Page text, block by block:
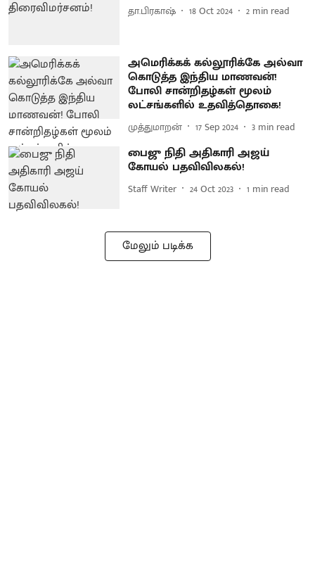
தா.பிரகாஷ் 18 Oct 2024 2 min read
அமெரிக்கக் கல்லூரிக்கே அல்வா
கொடுத்த இந்திய மாணவன்!
போலி சான்றிதழ்கள் மூலம்
லட்சங்களில் உதவித்தொகை!
முத்துமாறன் 17 Sep 2024 3 min read
பைஜு நிதி அதிகாரி அஜய்
கோயல் பதவிவிலகல்!
Staff Writer 24 Oct 2023 1 min read
மேலும் படிக்க